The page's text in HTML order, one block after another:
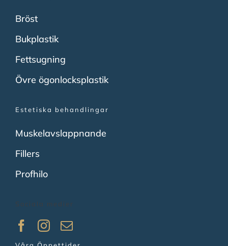
Bröst
Bukplastik
Fettsugning
Övre ögonlocksplastik
Estetiska behandlingar
Muskelavslappnande
Fillers
Profhilo
Sociala medier